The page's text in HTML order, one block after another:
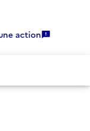
action